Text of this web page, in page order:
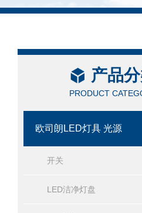
产品
PRODUCT
欧司朗LED灯具 光源
开关
LED洁净灯盘